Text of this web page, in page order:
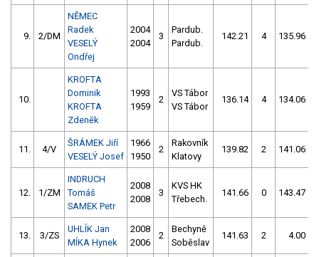
9. 2/DM
NĚMEC
Radek
VESELÝ
Ondřej
2004
2004
3
Pardub.
Pardub.
142.21 4 135.96
10.
KROFTA
Dominik
KROFTA
Zdeněk
1993
1959
2
VS Tábor
VS Tábor
136.14 4 134.06
11. 4/V
ŠRÁMEK Jiří
VESELÝ Josef
1966
1950
2
Rakovník
Klatovy
139.82 2 141.06
12. 1/ZM
INDRUCH
Tomáš
SAMEK Petr
2008
2008
3
KVS HK
Třebech.
141.66 0 143.47
13. 3/ZS
UHLÍK Jan
MÍKA Hynek
2008
2006
2
Bechyně
Soběslav
141.63 2 4.00